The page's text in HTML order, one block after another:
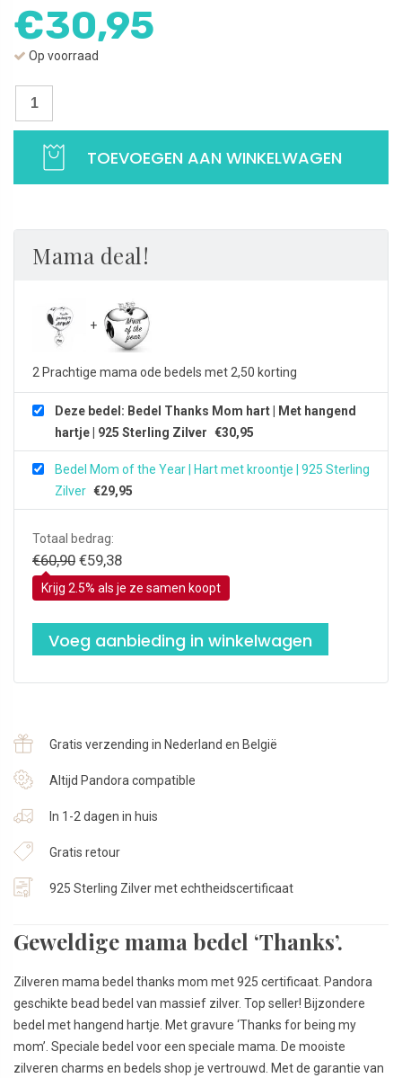
€30,95
Op voorraad
Bedel
|
hartje
Sterling
TOEVOEGEN AAN WINKELWAGEN
Mama deal!
2 Prachtige mama ode bedels met 2,50 korting
Deze bedel: Bedel Thanks Mom hart | Met hangend
hartje | 925 Sterling Zilver €30,95
Bedel Mom of the Year | Hart met kroontje | 925 Sterling
Zilver €29,95
Totaal bedrag:
€60,90 Oorspronkelijke
prijs
was:
€60,90.
€59,38Huidige
prijs
is:
€59,38.
Krijg 2.5% als je ze samen koopt
Voeg aanbieding in winkelwagen
Gratis verzending in Nederland en België
Altijd Pandora compatible
In 1-2 dagen in huis
Gratis retour
925 Sterling Zilver met echtheidscertificaat
Geweldige mama bedel ‘Thanks’.
Zilveren mama bedel thanks mom met 925 certificaat. Pandora
geschikte bead bedel van massief zilver. Top seller! Bijzondere
bedel met hangend hartje. Met gravure ‘Thanks for being my
mom’. Speciale bedel voor een speciale mama. De mooiste
zilveren charms en bedels shop je vertrouwd. Met de garantie van